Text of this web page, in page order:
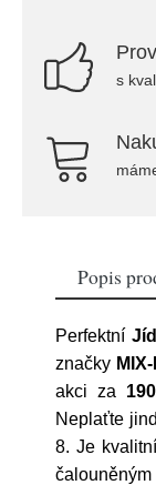
s
Popis
Perfektní
značky
akci za
Neplaťte
8. Je